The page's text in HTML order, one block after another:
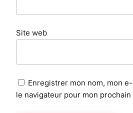
Site web
Enregistrer mon nom, mon
le navigateur pour mon